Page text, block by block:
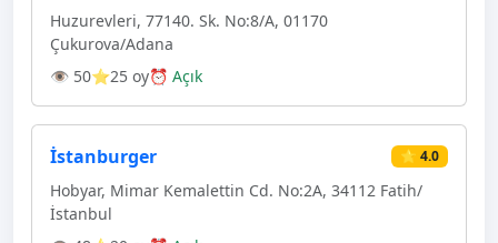
Huzurevleri, 77140. Sk. No:8/A, 01170
Çukurova/Adana
👁 50⭐25 oy⏰ Açık
İstanburger ⭐ 4.0
Hobyar, Mimar Kemalettin Cd. No:2A, 34112 Fatih/
İstanbul